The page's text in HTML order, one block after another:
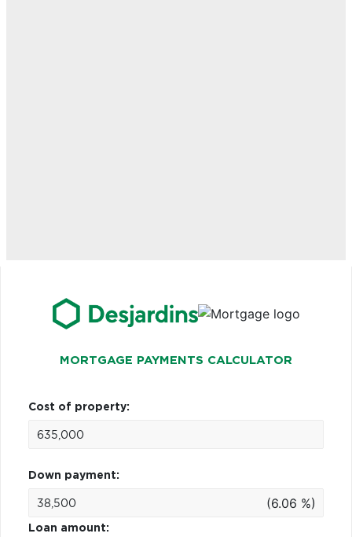
MORTGAGE PAYMENTS CALCULATOR
Cost of property:
Down payment:
(6.06 %)
Loan amount: